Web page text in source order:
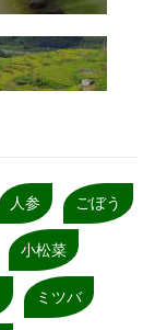
人参 ごぼう
小松菜
ミツバ